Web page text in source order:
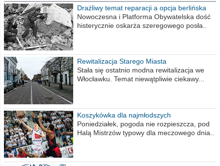
Drażliwy temat reparacji a opcja berlińska
Nowoczesna i Platforma Obywatelska dość
histerycznie oskarża szeregowego posła..
Rewitalizacja Starego Miasta
Stała się ostatnio modna rewitalizacja we
Włocławku. Temat niewątpliwie ciekawy...
Koszykówka dla najmłodszych
Poniedziałek, pogoda nie rozpieszcza, pod
Halą Mistrzów typowy dla meczowego dnia..